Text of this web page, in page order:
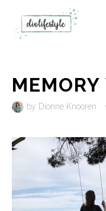
by Dionne Knooren •